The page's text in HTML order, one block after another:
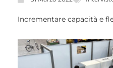
Incrementare capacità e